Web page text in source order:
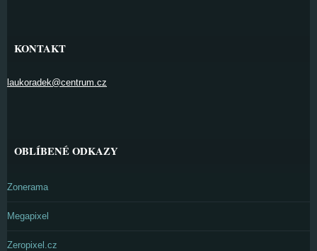
KONTAKT
laukoradek@centrum.cz
OBLÍBENÉ ODKAZY
Zonerama
Megapixel
Zeropixel.cz